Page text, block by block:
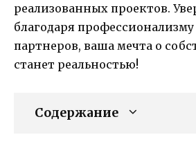
реализованных проектов.
благодаря
партнеров, ваша мечта о
станет реальностью!
Содержание